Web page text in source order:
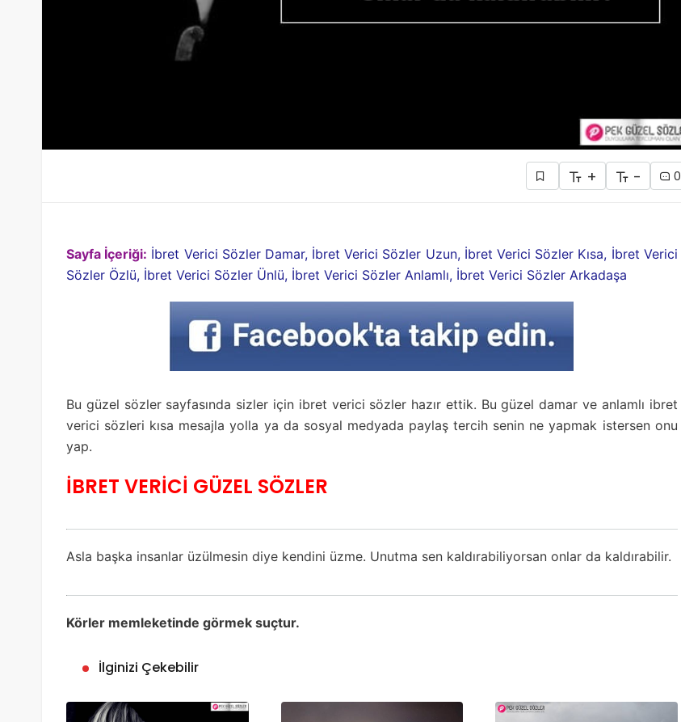
+ - 0
Sayfa İçeriği: İbret Verici Sözler Damar, İbret Verici Sözler Uzun, İbret Verici Sözler Kısa, İbret Verici
Sözler Özlü, İbret Verici Sözler Ünlü, İbret Verici Sözler Anlamlı, İbret Verici Sözler Arkadaşa
Bu güzel sözler sayfasında sizler için ibret verici sözler hazır ettik. Bu güzel damar ve anlamlı ibret
verici sözleri kısa mesajla yolla ya da sosyal medyada paylaş tercih senin ne yapmak istersen onu
yap.
İBRET VERİCİ GÜZEL SÖZLER
Asla başka insanlar üzülmesin diye kendini üzme. Unutma sen kaldırabiliyorsan onlar da kaldırabilir.
Körler memleketinde görmek suçtur.
İlginizi Çekebilir